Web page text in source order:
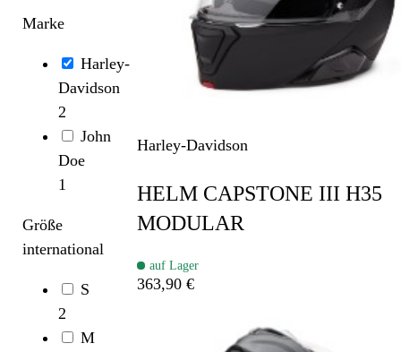
Marke
Harley-
Davidson
2
John
Doe
1
Größe
international
S
2
M
Harley-Davidson
HELM CAPSTONE III H35
MODULAR
auf Lager
363,90 €